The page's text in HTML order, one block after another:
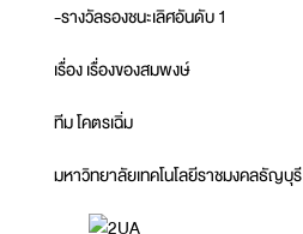
-รางวัลรองชนะเลิศอันดับ 1
เรื่อง เรื่องของสมพงษ์
ทีม โคตรเฉิ่ม
มหาวิทยาลัยเทคโนโลยีราชมงคลธัญบุรี